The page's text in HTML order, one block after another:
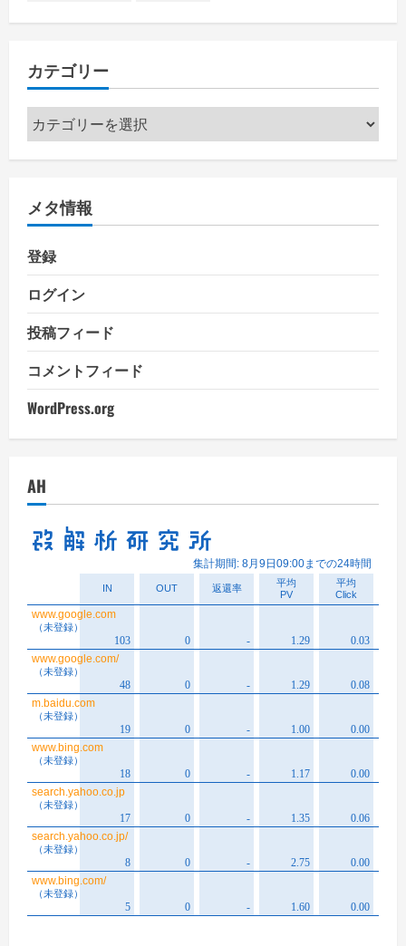
カテゴリー
カ
テ
ー
メタ情報
登録
ログイン
投稿フィード
コメントフィード
WordPress.org
AH